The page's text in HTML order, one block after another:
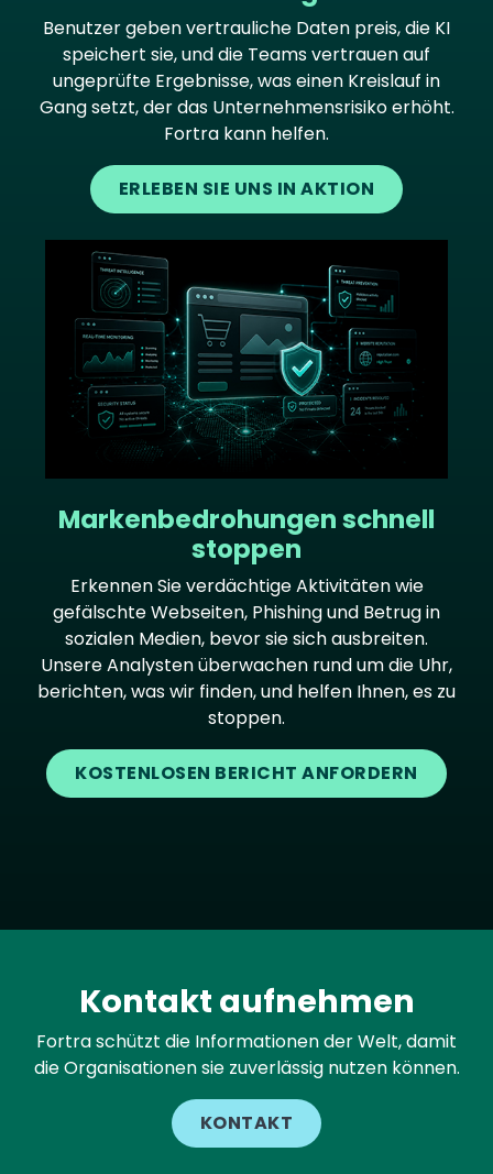
Benutzer geben vertrauliche Daten preis, die KI
speichert sie, und die Teams vertrauen auf
ungeprüfte Ergebnisse, was einen Kreislauf in
Gang setzt, der das Unternehmensrisiko erhöht.
Fortra kann helfen.
ERLEBEN SIE UNS IN AKTION
Markenbedrohungen schnell
stoppen
Erkennen Sie verdächtige Aktivitäten wie
gefälschte Webseiten, Phishing und Betrug in
sozialen Medien, bevor sie sich ausbreiten.
Unsere Analysten überwachen rund um die Uhr,
berichten, was wir finden, und helfen Ihnen, es zu
stoppen.
KOSTENLOSEN BERICHT ANFORDERN
Kontakt aufnehmen
Fortra schützt die Informationen der Welt, damit
die Organisationen sie zuverlässig nutzen können.
KONTAKT